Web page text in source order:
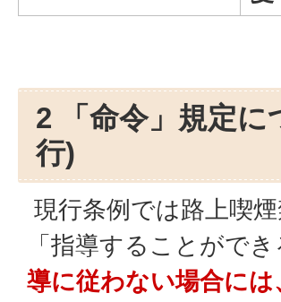
2 「命令」規定に
行)
現行条例では路上喫
「指導することがで
導に従わない場合に